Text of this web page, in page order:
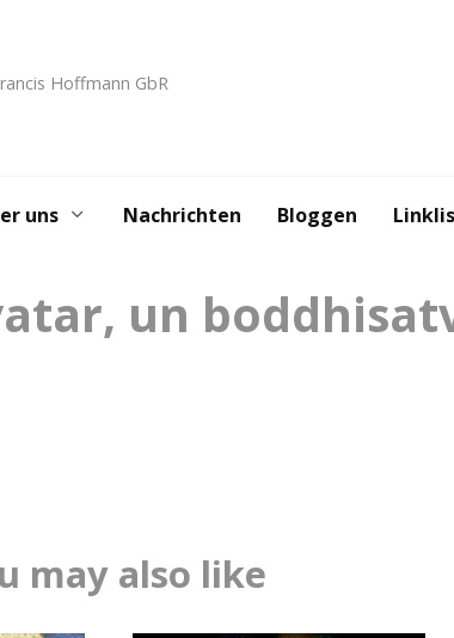
Hoffmann GbR
uns Nachrichten Bloggen
un
may also like